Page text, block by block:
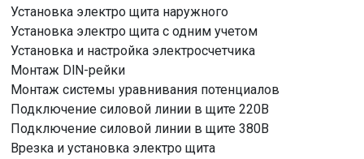
Установка электро щита наружного
Установка электро щита с одним учетом
Установка и настройка электросчетчика
Монтаж DlN-рейки
Монтаж системы уравнивания потенциалов
Подключение силовой линии в щите 220В
Подключение силовой линии в щите 380В
Врезка и установка электро щита